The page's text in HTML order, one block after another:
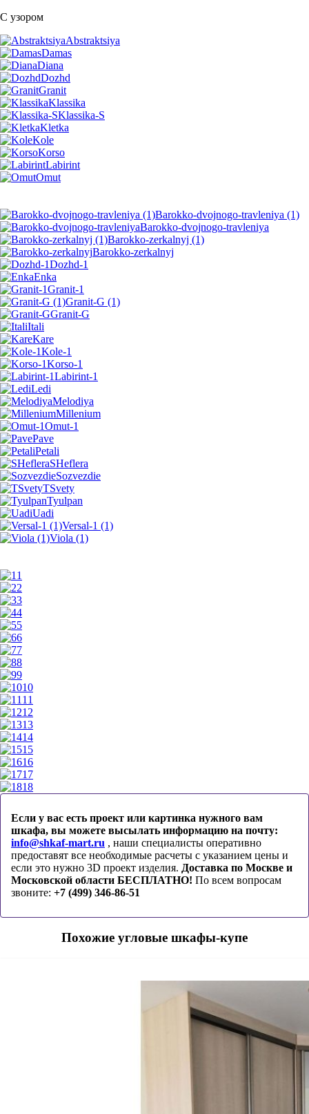
С узором
Abstraktsiya
Damas
Diana
Dozhd
Granit
Klassika
Klassika-S
Kletka
Kole
Korso
Labirint
Omut
Barokko-dvojnogo-travleniya (1)
Barokko-dvojnogo-travleniya
Barokko-zerkalnyj (1)
Barokko-zerkalnyj
Dozhd-1
Enka
Granit-1
Granit-G (1)
Granit-G
Itali
Kare
Kole-1
Korso-1
Labirint-1
Ledi
Melodiya
Millenium
Omut-1
Pave
Petali
SHeflera
Sozvezdie
TSvety
Tyulpan
Uadi
Versal-1 (1)
Viola (1)
1
2
3
4
5
6
7
8
9
10
11
12
13
14
15
16
17
18
Если у вас есть проект или картинка нужного вам
шкафа, вы можете высылать информацию на почту:
info@shkaf-mart.ru , наши специалисты оперативно
предоставят все необходимые расчеты с указанием цены и
если это нужно 3D проект изделия. Доставка по Москве и
Московской области БЕСПЛАТНО! По всем вопросам
звоните: +7 (499) 346-86-51
Похожие угловые шкафы-купе